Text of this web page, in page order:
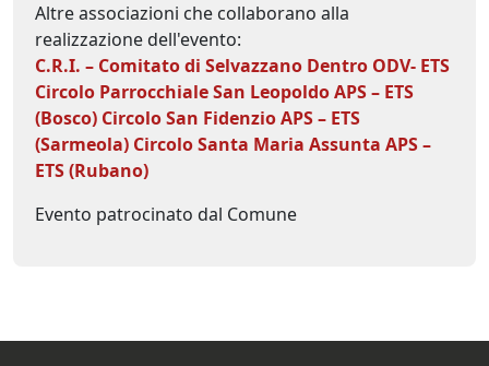
Altre associazioni che collaborano alla
realizzazione dell'evento:
C.R.I. – Comitato di Selvazzano Dentro ODV- ETS
Circolo Parrocchiale San Leopoldo APS – ETS
(Bosco) Circolo San Fidenzio APS – ETS
(Sarmeola) Circolo Santa Maria Assunta APS –
ETS (Rubano)
Evento patrocinato dal Comune